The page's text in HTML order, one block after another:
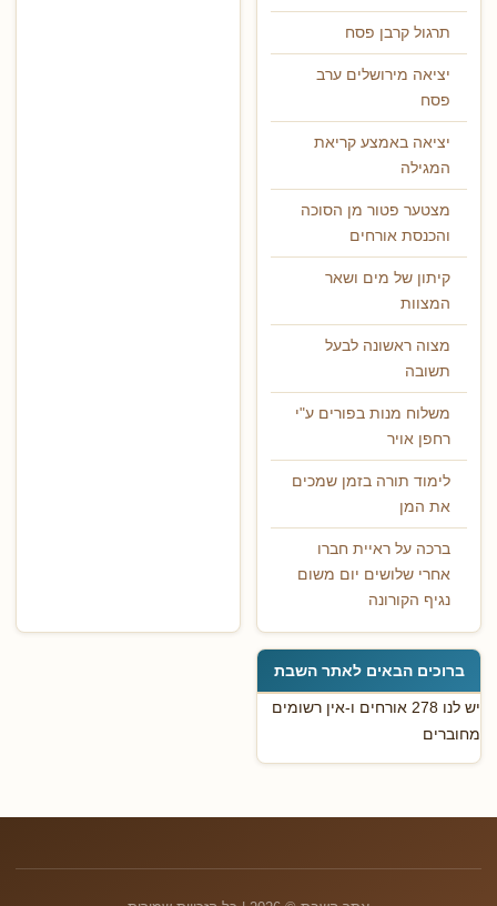
תרגול קרבן פסח
יציאה מירושלים ערב
פסח
יציאה באמצע קריאת
המגילה
מצטער פטור מן הסוכה
והכנסת אורחים
קיתון של מים ושאר
המצוות
מצוה ראשונה לבעל
תשובה
משלוח מנות בפורים ע"י
רחפן אויר
לימוד תורה בזמן שמכים
את המן
ברכה על ראיית חברו
אחרי שלושים יום משום
נגיף הקורונה
ברוכים הבאים לאתר השבת
יש לנו 278 אורחים ו-אין רשומים
מחוברים